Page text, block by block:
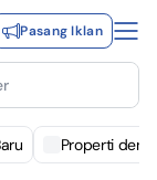
Pasang Iklan
Properti